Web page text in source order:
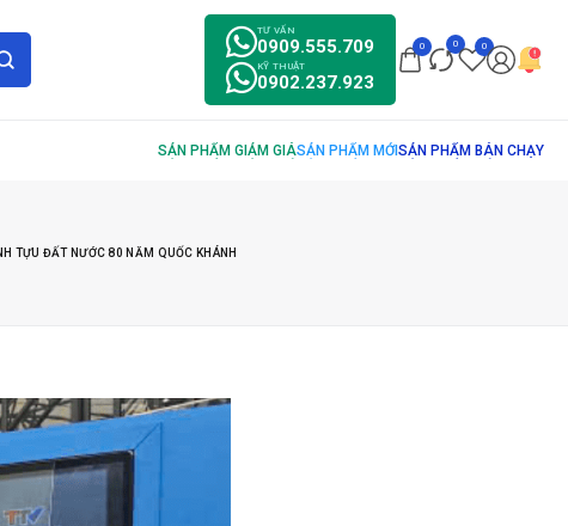
0909.555.709
TƯ VẤN
0902.237.923
KỸ THUẬT
0 0 0
TỰU ĐẤT NƯỚC 80 NĂM QUỐC KHÁNH